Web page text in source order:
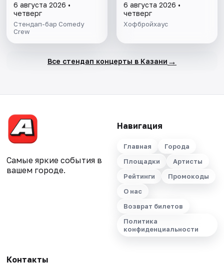
6 августа 2026 •
четверг
Стендап-бар Comedy
Crew
6 августа 2026 •
четверг
Хофбройхаус
Все стендап концерты в Казани →
Самые яркие события в
вашем городе.
Навигация
Главная
Города
Площадки
Артисты
Рейтинги
Промокоды
О нас
Возврат билетов
Политика
конфиденциальности
Контакты